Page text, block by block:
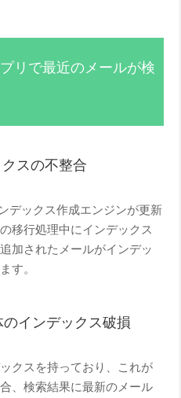
リで最近のメールが検
スの不整合
デックス作成エンジンが更新
移行処理中にインデックス
加されたメールがインデッ
す。
インデックス破損
クスを持っており、これが
、検索結果に最新のメール